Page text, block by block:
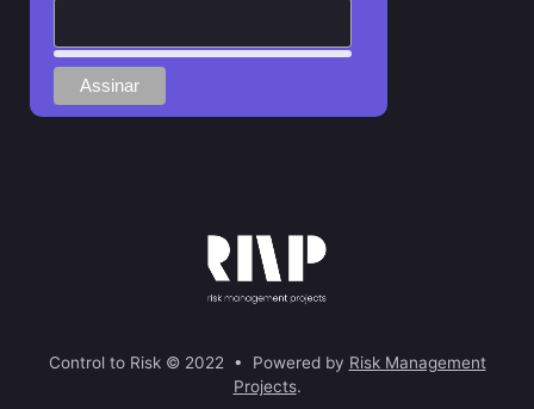
Control to Risk © 2022 • Powered by Risk Management
Projects.